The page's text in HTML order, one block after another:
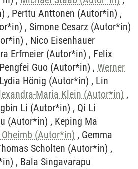
, Perttu Anttonen (Autor*in) ,
, Simone Cesarz (Autor*in)
, Nico Eisenhauer
Erfmeier (Autor*in) , Felix
Guo (Autor*in) , Werner
Hönig (Autor*in) , Lin
Maria Klein (Autor*in) ,
Li (Autor*in) , Qi Li
(Autor*in) , Keping Ma
(Autor*in) , Gemma
Scholten (Autor*in) ,
, Bala Singavarapu